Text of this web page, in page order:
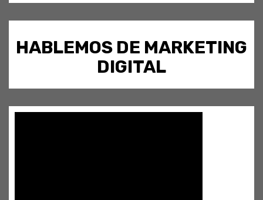
HABLEMOS DE MARKETING
DIGITAL